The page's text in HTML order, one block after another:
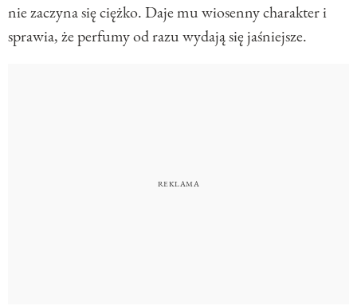
nie zaczyna się ciężko. Daje mu wiosenny charakter i
sprawia, że perfumy od razu wydają się jaśniejsze.